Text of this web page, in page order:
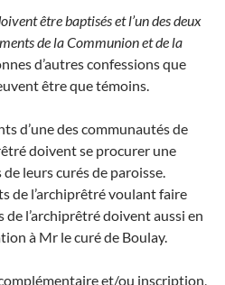
être baptisés et l’un des deux
de la Communion et de la
d’autres confessions que
être que témoins.
d’une des communautés de
doivent se procurer une
leurs curés de paroisse.
de l’archiprêtré voulant faire
l’archiprêtré doivent aussi en
à Mr le curé de Boulay.
et/ou inscription,